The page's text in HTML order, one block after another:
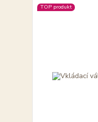
TOP produkt